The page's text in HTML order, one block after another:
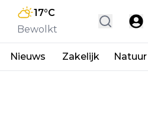
17°C
Bewolkt
Nieuws Zakelijk Natuur